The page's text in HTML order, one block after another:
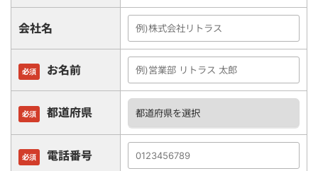
会社名
必須 お名前
必須 都道府県
必須 電話番号